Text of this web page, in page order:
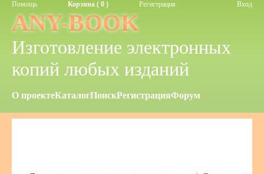
Помощь Корзина ( 0 ) Регистрация Вход
ANY-BOOK
Изготовление электронных
копий любых изданий
О проектеКаталогПоискРегистрацияФорум